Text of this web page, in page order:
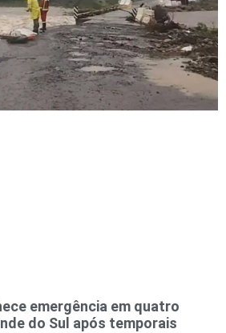
emergência em quatro
do Sul após temporais